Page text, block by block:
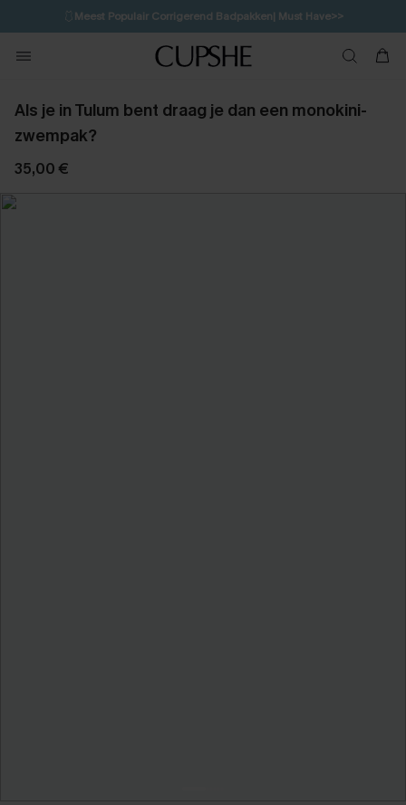
🩱Meest Populair Corrigerend Badpakken| Must Have>>
💌Abonneer je & ontvang tot 15% korting>>
Koop 3, krijg 15% korting | CODE: SW15
Als je in Tulum bent draag je dan een monokini-
zwempak?
35,00 €